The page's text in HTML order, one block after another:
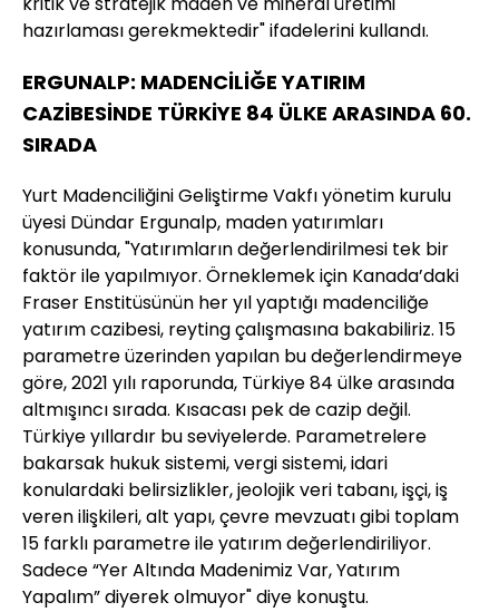
hazırlaması gerekmektedir" ifadelerini kullandı.
ERGUNALP: MADENCİLİĞE YATIRIM
CAZİBESİNDE TÜRKİYE 84 ÜLKE ARASINDA 60.
SIRADA
Yurt Madenciliğini Geliştirme Vakfı yönetim kurulu
üyesi Dündar Ergunalp, maden yatırımları
konusunda, "Yatırımların değerlendirilmesi tek bir
faktör ile yapılmıyor. Örneklemek için Kanada’daki
Fraser Enstitüsünün her yıl yaptığı madenciliğe
yatırım cazibesi, reyting çalışmasına bakabiliriz. 15
parametre üzerinden yapılan bu değerlendirmeye
göre, 2021 yılı raporunda, Türkiye 84 ülke arasında
altmışıncı sırada. Kısacası pek de cazip değil.
Türkiye yıllardır bu seviyelerde. Parametrelere
bakarsak hukuk sistemi, vergi sistemi, idari
konulardaki belirsizlikler, jeolojik veri tabanı, işçi, iş
veren ilişkileri, alt yapı, çevre mevzuatı gibi toplam
15 farklı parametre ile yatırım değerlendiriliyor.
Sadece “Yer Altında Madenimiz Var, Yatırım
Yapalım” diyerek olmuyor" diye konuştu.